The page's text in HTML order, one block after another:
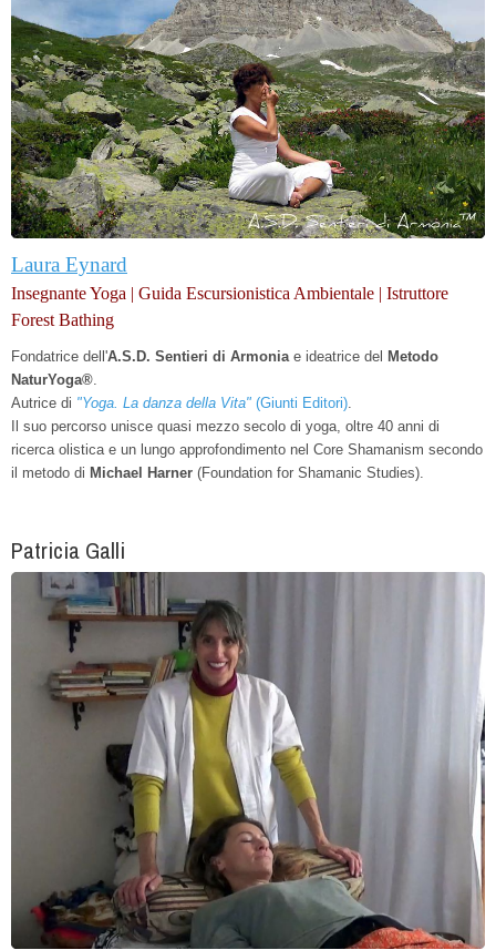
Laura Eynard
Insegnante Yoga | Guida Escursionistica Ambientale | Istruttore
Forest Bathing
Fondatrice dell'A.S.D. Sentieri di Armoniae ideatrice del Metodo
NaturYoga®.
Autrice di "Yoga. La danza della Vita" (Giunti Editori).
Il suo percorso unisce quasi mezzo secolo di yoga, oltre 40 anni di
ricerca olistica e un lungo approfondimento nel Core Shamanism secondo
il metodo di Michael Harner (Foundation for Shamanic Studies).
Patricia Galli